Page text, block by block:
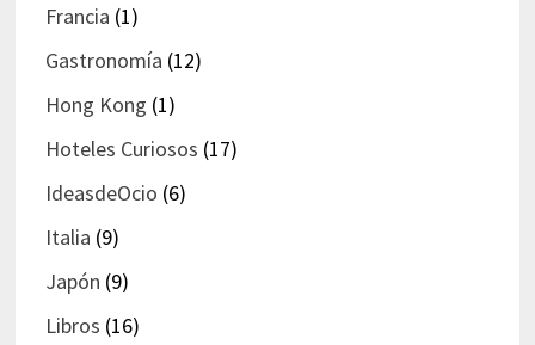
Francia (1)
Gastronomía (12)
Hong Kong (1)
Hoteles Curiosos (17)
IdeasdeOcio (6)
Italia (9)
Japón (9)
Libros (16)